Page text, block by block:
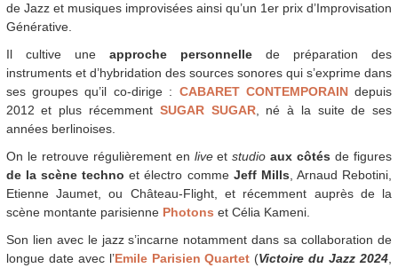
de Jazz et musiques improvisées ainsi qu’un 1er prix d’Improvisation
Générative.
Il cultive une approche personnelle de préparation des
instruments et d’hybridation des sources sonores qui s’exprime dans
ses groupes qu’il co-dirige : CABARET CONTEMPORAINdepuis
2012 et plus récemment SUGAR SUGAR, né à la suite de ses
années berlinoises.
On le retrouve régulièrement en liveetstudio aux côtésde figures
de la scène techno et électro comme Jeff Mills, Arnaud Rebotini,
Etienne Jaumet, ou Château-Flight, et récemment auprès de la
scène montante parisienne Photons et Célia Kameni.
Son lien avec le jazz s’incarne notamment dans sa collaboration de
longue date avec l’Emile Parisien Quartet (Victoire du Jazz 2024,